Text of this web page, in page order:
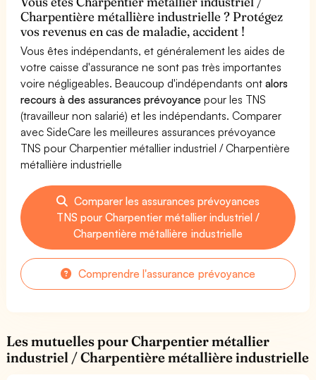
Charpentière métallière industrielle ? Protégez
vos revenus en cas de maladie, accident !
Vous êtes indépendants, et généralement les aides de
votre caisse d'assurance ne sont pas très importantes
voire négligeables. Beaucoup d'indépendants ontalors
recours à des assurances prévoyance pour les TNS
(travailleur non salarié) et les indépendants. Comparer
avec SideCare les meilleures assurances prévoyance
TNS pour Charpentier métallier industriel / Charpentière
métallière industrielle
Comparer les assurances prévoyances
TNS pour Charpentier métallier industriel /
Charpentière métallière industrielle
Comprendre l'assurance prévoyance
Les mutuelles pour Charpentier métallier
industriel / Charpentière métallière industrielle